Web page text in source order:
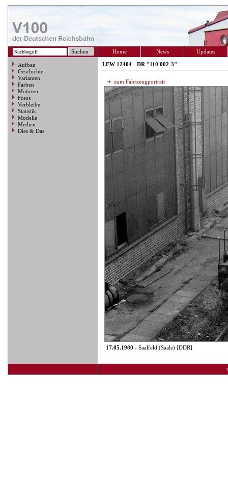
Home News Updates
Aufbau
Geschichte
Varianten
Farben
Motoren
Fotos
Verbleibe
Statistik
Modelle
Medien
Dies & Das
LEW 12404 - DR "110 002-3"
zum Fahrzeugportrait
17.05.1980 - Saalfeld (Saale) [DDR]